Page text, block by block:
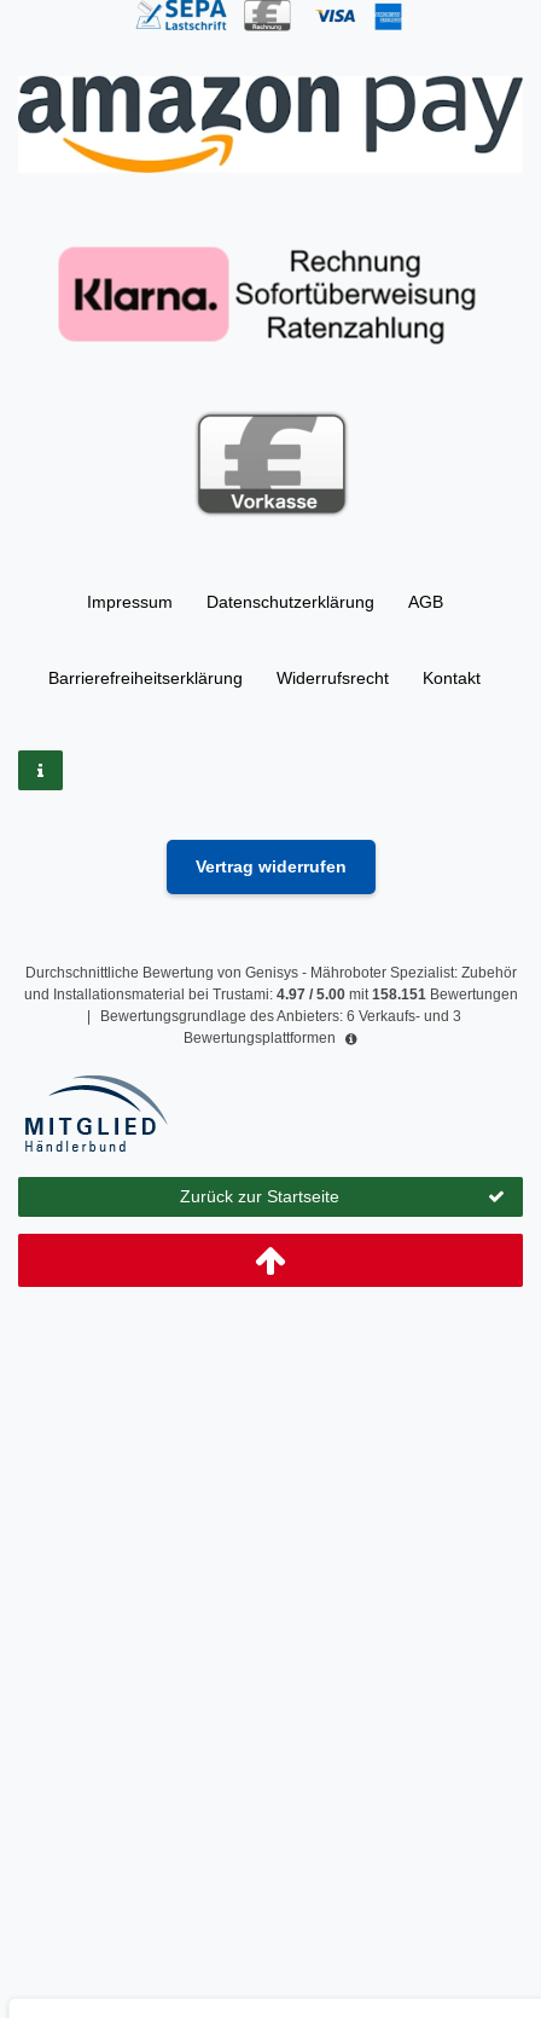
Impressum Daten­schutz­erklärung AGB
Barrierefreiheitserklärung Widerrufs­recht Kontakt
Vertrag widerrufen
Durchschnittliche Bewertung von Genisys - Mähroboter Spezialist: Zubehör
und Installationsmaterial bei Trustami: 4.97/ 5.00mit158.151 Bewertungen
Bewertungsgrundlage des Anbieters: 6 Verkaufs- und 3
Bewertungsplattformen
Zurück zur Startseite